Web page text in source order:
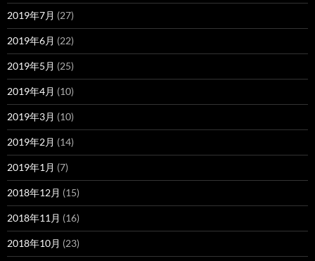
2019年7月 (27)
2019年6月 (22)
2019年5月 (25)
2019年4月 (10)
2019年3月 (10)
2019年2月 (14)
2019年1月 (7)
2018年12月 (15)
2018年11月 (16)
2018年10月 (23)